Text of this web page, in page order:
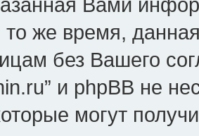
же время,
без Вашего
и phpBB не
могут